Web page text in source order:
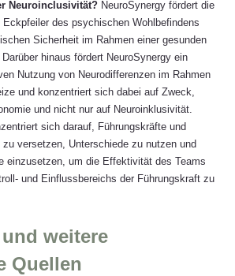
Neuroinclusivität? NeuroSynergy fördert die
Eckpfeiler des psychischen Wohlbefindens
Sicherheit im Rahmen einer gesunden
hinaus fördert NeuroSynergy ein
Nutzung von Neurodifferenzen im Rahmen
und konzentriert sich dabei auf Zweck,
und nicht nur auf Neuroinklusivität.
sich darauf, Führungskräfte und
versetzen, Unterschiede zu nutzen und
einzusetzen, um die Effektivität des Teams
und Einflussbereichs der Führungskraft zu
weitere
Quellen